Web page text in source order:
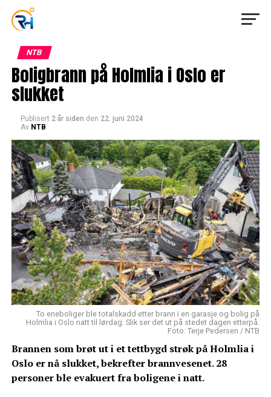
NTB
Boligbrann på Holmlia i Oslo er
slukket
Publisert 2 år siden den 22. juni 2024
Av NTB
To eneboliger ble totalskadd etter brann i en garasje og bolig på
Holmlia i Oslo natt til lørdag. Slik ser det ut på stedet dagen etterpå.
Foto: Terje Pedersen / NTB
Brannen som brøt ut i et tettbygd strøk på Holmlia i
Oslo er nå slukket, bekrefter brannvesenet. 28
personer ble evakuert fra boligene i natt.